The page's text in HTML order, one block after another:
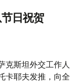
日祝贺
克斯坦外交工作人
卡耶夫发推，向全